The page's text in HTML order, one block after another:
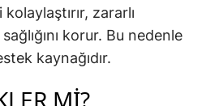
zararlı
korur. Bu nedenle
kaynağıdır.
MI?